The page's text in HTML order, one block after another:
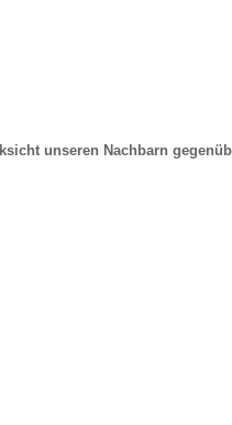
unseren Nachbarn